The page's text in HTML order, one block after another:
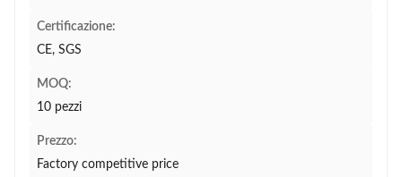
Certificazione:
CE, SGS
MOQ:
10 pezzi
Prezzo:
Factory competitive price